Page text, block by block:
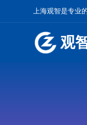
上海观智是专业
观